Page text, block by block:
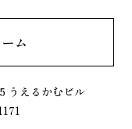
ム
うえるかむビル